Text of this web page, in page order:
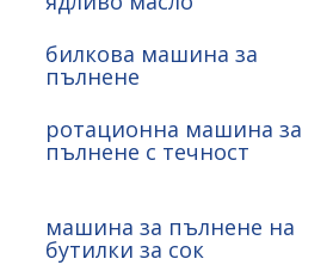
билкова машина за
пълнене
ротационна машина за
пълнене с течност
машина за пълнене на
бутилки за сок